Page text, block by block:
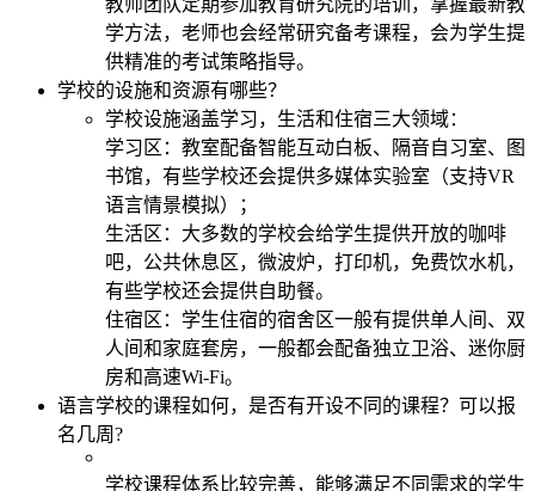
教师团队定期参加教育研究院的培训，掌握最新教
学方法，老师也会经常研究备考课程，会为学生提
供精准的考试策略指导。
学校的设施和资源有哪些？
学校设施涵盖学习，生活和住宿三大领域：
学习区：教室配备智能互动白板、隔音自习室、图
书馆，有些学校还会提供多媒体实验室（支持VR
语言情景模拟）；
生活区：大多数的学校会给学生提供开放的咖啡
吧，公共休息区，微波炉，打印机，免费饮水机，
有些学校还会提供自助餐。
住宿区：学生住宿的宿舍区一般有提供单人间、双
人间和家庭套房，一般都会配备独立卫浴、迷你厨
房和高速Wi-Fi。
语言学校的课程如何，是否有开设不同的课程？可以报
名几周?
学校课程体系比较完善，能够满足不同需求的学生